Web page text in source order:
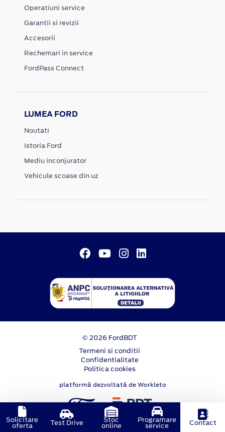
Operatiuni service
Garantii si revizii
Accesorii
Rechemari in service
FordPass Connect
LUMEA FORD
Noutati
Istoria Ford
Mediu inconjurator
Vehicule scoase din uz
© 2026 FordBDT
Termeni si conditii
Confidentialitate
Politica cookies
platformă dezvoltată de Workleto
Solicitare
oferta Test Drive Stoc
online
Programare
service Contact